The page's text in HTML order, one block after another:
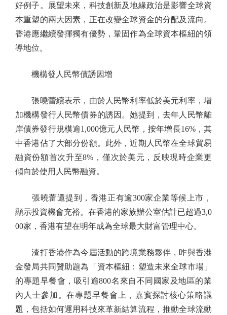
好例子。展望未來，科技創新及地緣政治是影響全球資
本重塑的兩大因素，正在改變全球資金的分配及流向。
香港應繼續發揮獨有優勢，鞏固作為全球資本樞紐的領
導地位。
機構發人民幣債誘因增
張曉蕾續表示，由於人民幣利率低於美元利率，增
加機構發行人民幣債券的誘因。她提到，去年人民幣離
岸債券發行規模逾1,000億元人民幣，按年增長16%，其
中香港佔了大部分份額。此外，近期人民幣在全球貿易
融資份額首次升至8%，僅次於美元，反映現時企業更
傾向於使用人民幣融資。
張曉蕾還提到，香港正有逾300家企業等候上市，
顯示投資機會充裕。在香港的家族辦公室估計已超過3,0
00家，香港有望在明年成為全球最大財富管理中心。
渣打香港作為今屆活動的跨境業務夥伴，昨與香港
金發局共同贊助題為「資本樞紐：塑造未來全球市場」
的專題早餐會，吸引逾800名來自不同國家及地區的業
內人士參加。在專題早餐會上，嘉賓探討核心策略議
題，包括如何運用科技來革新結算流程，推動全球流動